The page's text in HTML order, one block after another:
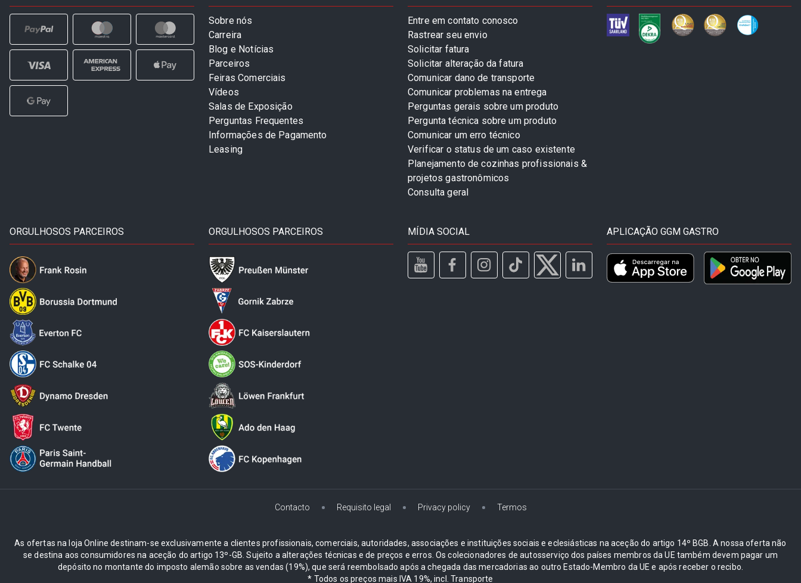
Sobre nós
Carreira
Blog e Notícias
Parceiros
Feiras Comerciais
Vídeos
Salas de Exposição
Perguntas Frequentes
Informações de Pagamento
Leasing
Entre em contato conosco
Rastrear seu envio
Solicitar fatura
Solicitar alteração da fatura
Comunicar dano de transporte
Comunicar problemas na entrega
Perguntas gerais sobre um produto
Pergunta técnica sobre um produto
Comunicar um erro técnico
Verificar o status de um caso existente
Planejamento de cozinhas profissionais &
projetos gastronômicos
Consulta geral
ORGULHOSOS PARCEIROS ORGULHOSOS PARCEIROS MÍDIA SOCIAL APLICAÇÃO GGM GASTRO
Contacto Requisito legal Privacy policy Termos
As ofertas na loja Online destinam-se exclusivamente a clientes profissionais, comerciais, autoridades, associações e instituições sociais e eclesiásticas na aceção do artigo 14º BGB. A nossa oferta não
se destina aos consumidores na aceção do artigo 13º-GB. Sujeito a alterações técnicas e de preços e erros. Os colecionadores de autosserviço dos países membros da UE também devem pagar um
depósito no montante do imposto alemão sobre as vendas (19%), que será reembolsado após a chegada das mercadorias ao outro Estado-Membro da UE e após receber o recibo.
* Todos os preços mais IVA 19%, incl. Transporte